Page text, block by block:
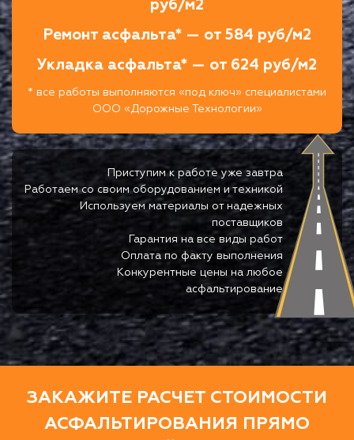
руб/м2
Ремонт асфальта* — от 584 руб/м2
Укладка асфальта* — от 624 руб/м2
* все работы выполняются «под ключ» специалистами
ООО «Дорожные Технологии»
Приступим к работе уже завтра
Работаем со своим оборудованием и техникой
Используем материалы от надежных
поставщиков
Гарантия на все виды работ
Оплата по факту выполнения
Конкурентные цены на любое
асфальтирование
ЗАКАЖИТЕ РАСЧЕТ СТОИМОСТИ
АСФАЛЬТИРОВАНИЯ ПРЯМО